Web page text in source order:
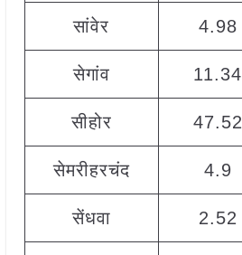
सांवेर 4.98
सेगांव 11.34
सीहोर 47.52
सेमरीहरचंद 4.9
सेंधवा 2.52